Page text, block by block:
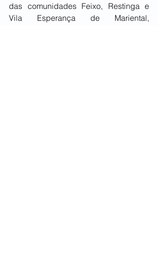
das comunidades Feixo, Restinga e
Vila Esperança de Mariental,